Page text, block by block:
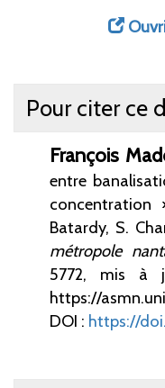
Pour citer ce
François
entre
concentration
Batardy, S.
métropole
5772, mis à
https://
DOI : https://